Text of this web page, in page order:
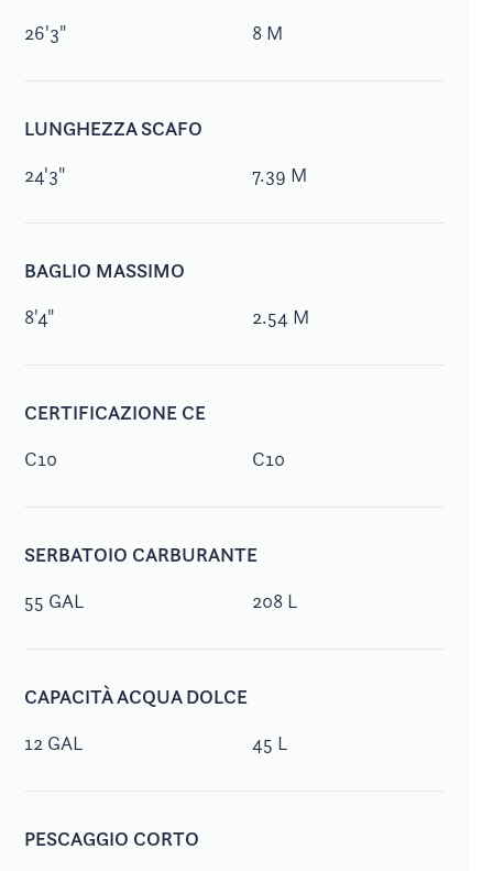
26'3" 8 M
LUNGHEZZA SCAFO
24'3" 7.39 M
BAGLIO MASSIMO
8'4" 2.54 M
CERTIFICAZIONE CE
C10 C10
SERBATOIO CARBURANTE
55 GAL 208 L
CAPACITÀ ACQUA DOLCE
12 GAL 45 L
PESCAGGIO CORTO